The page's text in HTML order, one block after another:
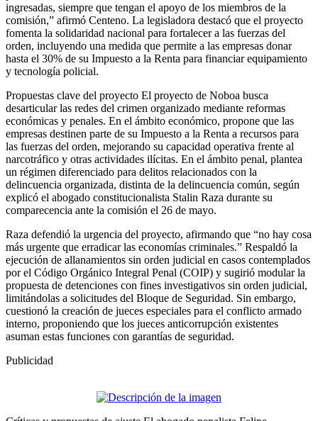
ingresadas, siempre que tengan el apoyo de los miembros de la
comisión,” afirmó Centeno. La legisladora destacó que el proyecto
fomenta la solidaridad nacional para fortalecer a las fuerzas del
orden, incluyendo una medida que permite a las empresas donar
hasta el 30% de su Impuesto a la Renta para financiar equipamiento
y tecnología policial.
Propuestas clave del proyecto El proyecto de Noboa busca
desarticular las redes del crimen organizado mediante reformas
económicas y penales. En el ámbito económico, propone que las
empresas destinen parte de su Impuesto a la Renta a recursos para
las fuerzas del orden, mejorando su capacidad operativa frente al
narcotráfico y otras actividades ilícitas. En el ámbito penal, plantea
un régimen diferenciado para delitos relacionados con la
delincuencia organizada, distinta de la delincuencia común, según
explicó el abogado constitucionalista Stalin Raza durante su
comparecencia ante la comisión el 26 de mayo.
Raza defendió la urgencia del proyecto, afirmando que “no hay cosa
más urgente que erradicar las economías criminales.” Respaldó la
ejecución de allanamientos sin orden judicial en casos contemplados
por el Código Orgánico Integral Penal (COIP) y sugirió modular la
propuesta de detenciones con fines investigativos sin orden judicial,
limitándolas a solicitudes del Bloque de Seguridad. Sin embargo,
cuestionó la creación de jueces especiales para el conflicto armado
interno, proponiendo que los jueces anticorrupción existentes
asuman estas funciones con garantías de seguridad.
Publicidad